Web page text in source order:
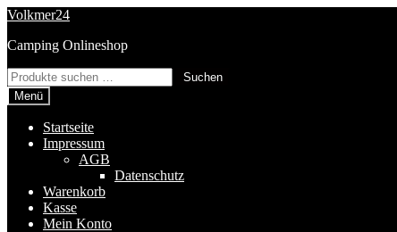
Zur
springen
Zum
springen
Volkmer24
Camping Onlineshop
Suchen
nach:
Suchen
Menü
Startseite
Impressum
AGB
Datenschutz
Warenkorb
Kasse
Mein Konto